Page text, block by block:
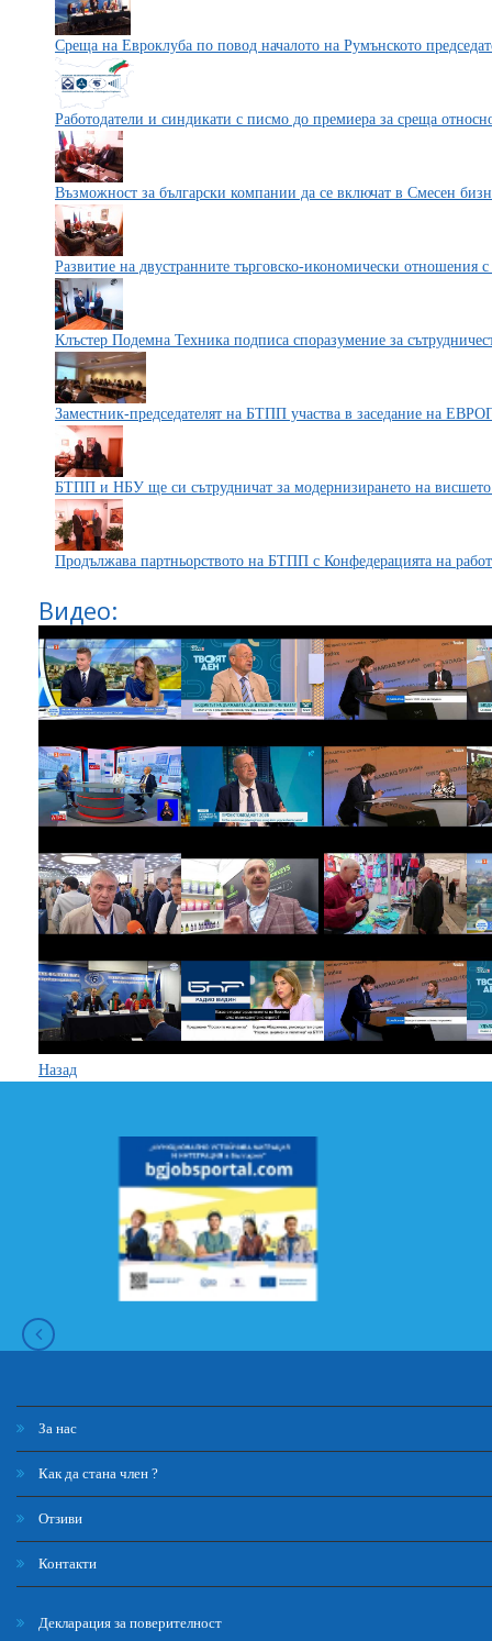
Среща на Евроклуба по повод началото на Румънското
Работодатели и синдикати с писмо до премиера за среща
Възможност за български компании да се включат в Смесен
Развитие на двустранните търговско-икономически отношения с
Клъстер Подемна Техника подписа споразумение за
Заместник-председателят на БТПП участва в заседание на
БТПП и НБУ ще си сътрудничат за модернизирането на висшето
Продължава партньорството на БТПП с Конфедерацията на
Видео:
Назад
За нас
Как да стана член ?
Отзиви
Контакти
Декларация за поверителност